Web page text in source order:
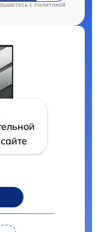
c политикой